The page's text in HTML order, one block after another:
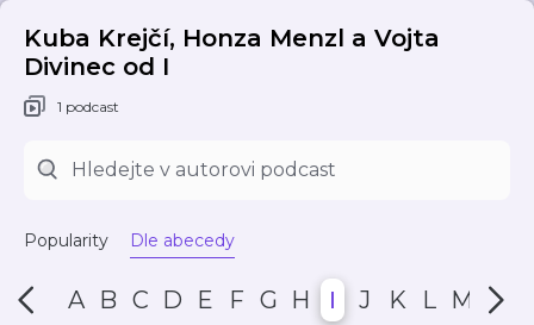
Kuba Krejčí, Honza Menzl a Vojta
Divinec od I
1 podcast
Popularity Dle abecedy
A B C D E F G H I J K L M N